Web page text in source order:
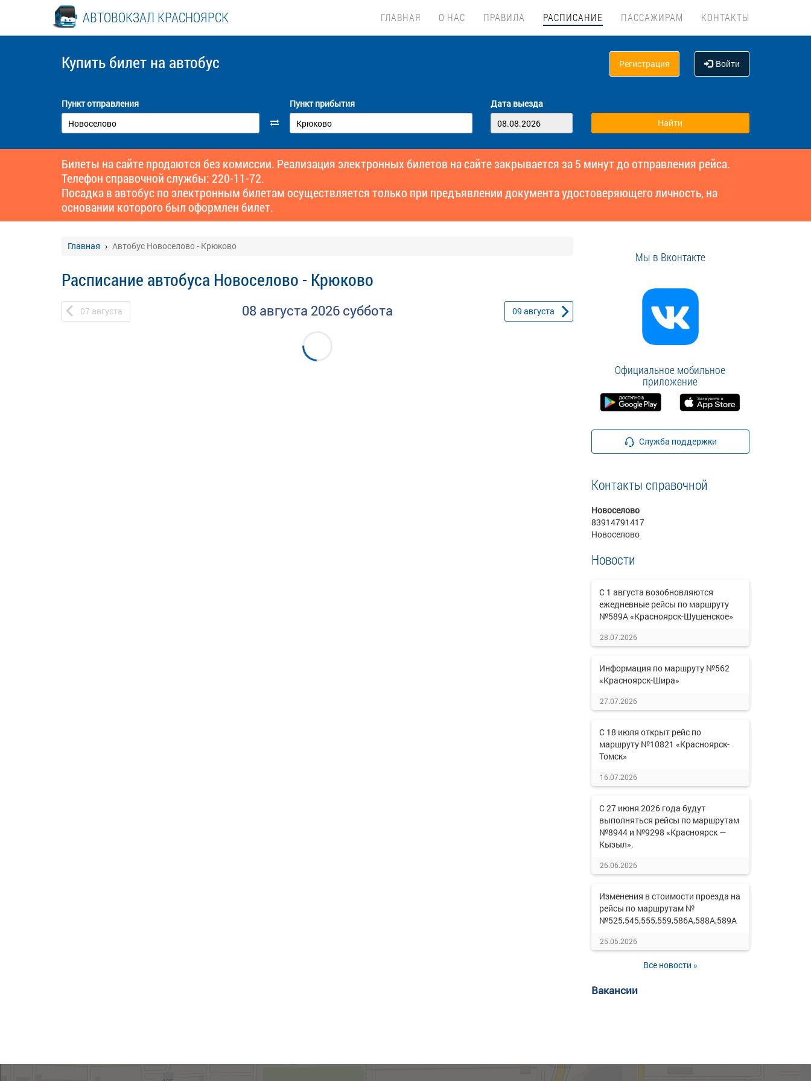
АВТОВОКЗАЛ КРАСНОЯРСК ГЛАВНАЯ О НАС ПРАВИЛА РАСПИСАНИЕ ПАССАЖИРАМ КОНТАКТЫ
Купить билет на автобус Регистрация Войти
Пункт отправления Пункт прибытия Дата выезда
Билеты на сайте продаются без комиссии. Реализация электронных билетов на сайте закрывается за 5 минут до отправления рейса.
Телефон справочной службы: 220-11-72.
Посадка в автобус по электронным билетам осуществляется только при предъявлении документа удостоверяющего личность, на
основании которого был оформлен билет.
Главная Автобус Новоселово - Крюково
Расписание автобуса Новоселово - Крюково
07 августа 08 августа 2026 суббота 09 августа
Мы в Вконтакте
Официальное мобильное
приложение
Служба поддержки
Контакты справочной
Новоселово
83914791417
Новоселово
Новости
С 1 августа возобновляются
ежедневные рейсы по маршруту
№589А «Красноярск-Шушенское»
28.07.2026
Информация по маршруту №562
«Красноярск-Шира»
27.07.2026
С 18 июля открыт рейс по
маршруту №10821 «Красноярск-
Томск»
16.07.2026
С 27 июня 2026 года будут
выполняться рейсы по маршрутам
№8944 и №9298 «Красноярск —
Кызыл».
26.06.2026
Изменения в стоимости проезда на
рейсы по маршрутам №
№525,545,555,559,586А,588А,589А
25.05.2026
Все новости »
Вакансии